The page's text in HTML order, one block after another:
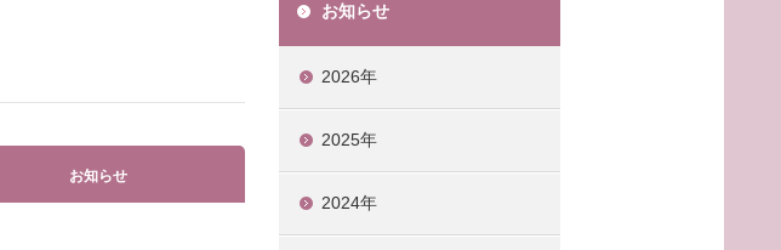
お知らせ
お知らせ
2026年
2025年
2024年